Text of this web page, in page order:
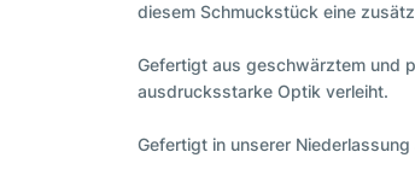
diesem Schmuckstück eine
Gefertigt aus geschwärztem und
ausdrucksstarke Optik verleiht.
Gefertigt in unserer